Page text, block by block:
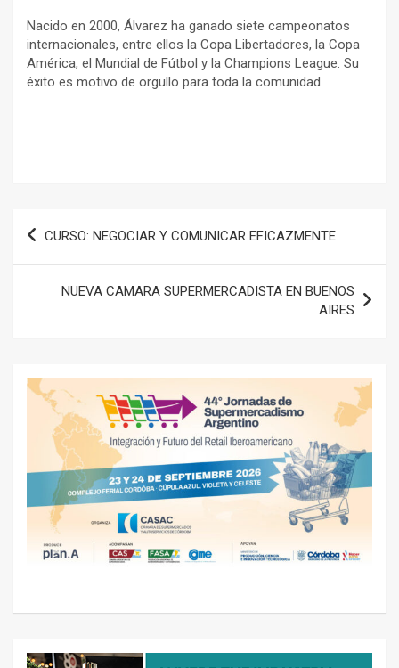
Nacido en 2000, Álvarez ha ganado siete campeonatos
internacionales, entre ellos la Copa Libertadores, la Copa
América, el Mundial de Fútbol y la Champions League. Su
éxito es motivo de orgullo para toda la comunidad.
Navegación
entradas
CURSO: NEGOCIAR Y COMUNICAR EFICAZMENTE
NUEVA CAMARA SUPERMERCADISTA EN BUENOS
AIRES